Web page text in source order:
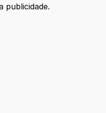
publicidade.